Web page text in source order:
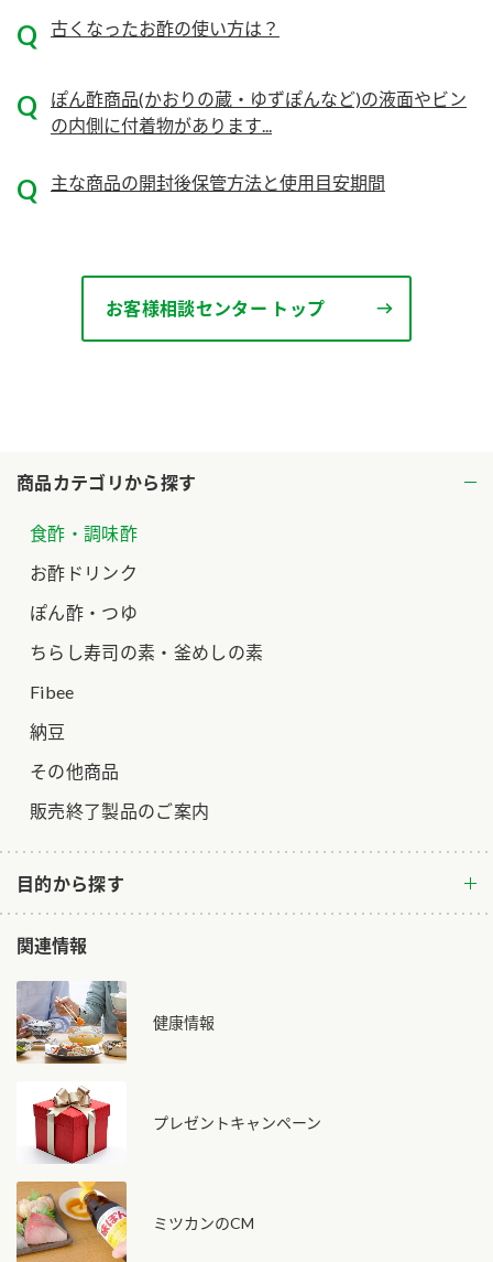
商品カテゴリから探す
食酢・調味酢
お酢ドリンク
ぽん酢・つゆ
ちらし寿司の素・釜めしの素
Fibee
納豆
その他商品
販売終了製品のご案内
目的から探す
関連情報
健康情報
プレゼントキャンペーン
ミツカンのCM
古くなったお酢の使い方は？
ぽん酢商品(かおりの蔵・ゆずぽんなど)の液面やビン
の内側に付着物があります...
主な商品の開封後保管方法と使用目安期間
お客様相談センター トップ